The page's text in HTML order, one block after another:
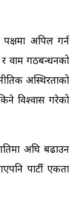
पक्षमा अपिल गर्न
वाम गठबन्धनको
अस्थिरताको
विश्वास गरेको
अघि बढाउन
पार्टी एकता